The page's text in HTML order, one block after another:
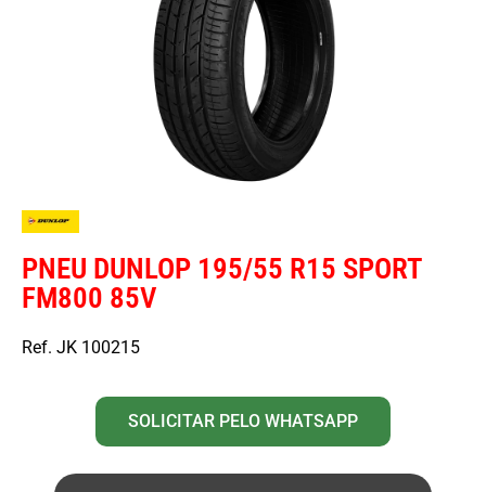
PNEU DUNLOP 195/55 R15 SPORT
FM800 85V
Ref. JK 100215
SOLICITAR PELO WHATSAPP